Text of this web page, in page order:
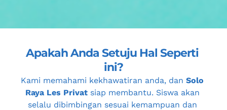
Apakah Anda Setuju Hal Seperti
ini?
Kami memahami kekhawatiran anda, dan Solo
Raya Les Privat siap membantu. Siswa akan
selalu dibimbingan sesuai kemampuan dan